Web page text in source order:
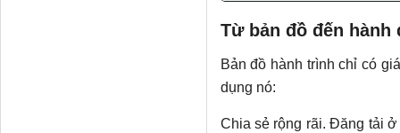
Từ bản đồ đến hành
Bản đồ hành trình chỉ có
dụng nó:
Chia sẻ rộng rãi. Đăng tải